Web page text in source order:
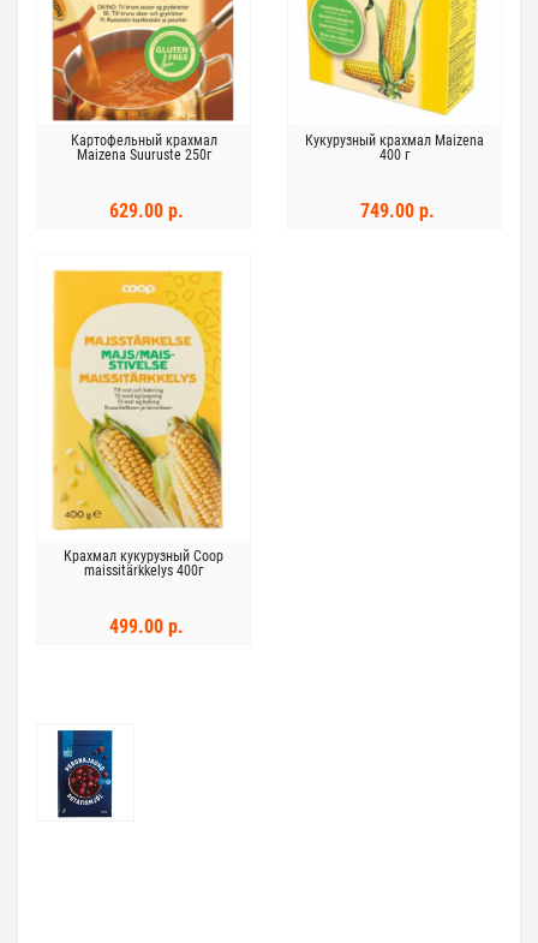
Картофельный крахмал
Maizena Suuruste 250г
629.00 р.
Кукурузный крахмал Maizena
400 г
749.00 р.
Крахмал кукурузный Coop
maissitärkkelys 400г
499.00 р.